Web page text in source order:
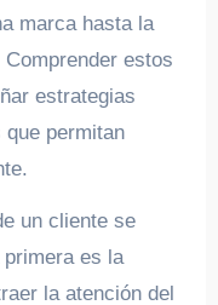
marca hasta la
estos
estrategias
permitan
un cliente se
es la
la atención del